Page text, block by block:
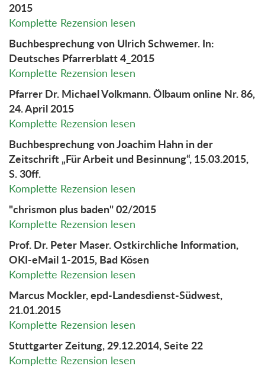
2015
Komplette Rezension lesen
Buchbesprechung von Ulrich Schwemer. In:
Deutsches Pfarrerblatt 4_2015
Komplette Rezension lesen
Pfarrer Dr. Michael Volkmann. Ölbaum online Nr. 86,
24. April 2015
Komplette Rezension lesen
Buchbesprechung von Joachim Hahn in der
Zeitschrift „Für Arbeit und Besinnung“, 15.03.2015,
S. 30ff.
Komplette Rezension lesen
"chrismon plus baden" 02/2015
Komplette Rezension lesen
Prof. Dr. Peter Maser. Ostkirchliche Information,
OKI-eMail 1-2015, Bad Kösen
Komplette Rezension lesen
Marcus Mockler, epd-Landesdienst-Südwest,
21.01.2015
Komplette Rezension lesen
Stuttgarter Zeitung, 29.12.2014, Seite 22
Komplette Rezension lesen